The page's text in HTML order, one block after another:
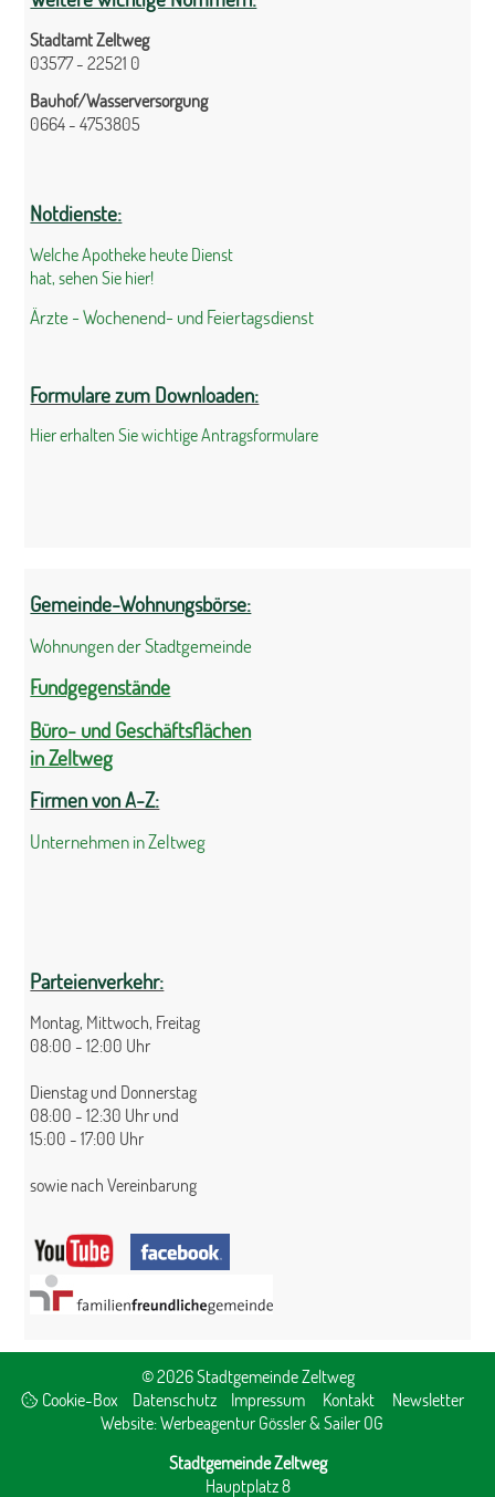
Stadtamt Zeltweg
03577 - 22521 0
Bauhof/Wasserversorgung
0664 - 4753805
Notdienste:
Welche Apotheke heute Dienst
hat, sehen Sie hier!
Ärzte - Wochenend- und Feiertagsdienst
Formulare zum Downloaden:
Hier erhalten Sie wichtige Antragsformulare
Gemeinde-Wohnungsbörse:
Wohnungen der Stadtgemeinde
Fundgegenstände
Büro- und Geschäftsflächen
in Zeltweg
Firmen von A-Z:
Unternehmen in Zeltweg
Parteienverkehr:
Montag, Mittwoch, Freitag
08:00 - 12:00 Uhr
Dienstag und Donnerstag
08:00 - 12:30 Uhr und
15:00 - 17:00 Uhr
sowie nach Vereinbarung
© 2026 Stadtgemeinde Zeltweg
Cookie-Box
Datenschutz Impressum Kontakt
Newsletter
Website:Werbeagentur Gössler & Sailer OG
Stadtgemeinde Zeltweg
Hauptplatz 8